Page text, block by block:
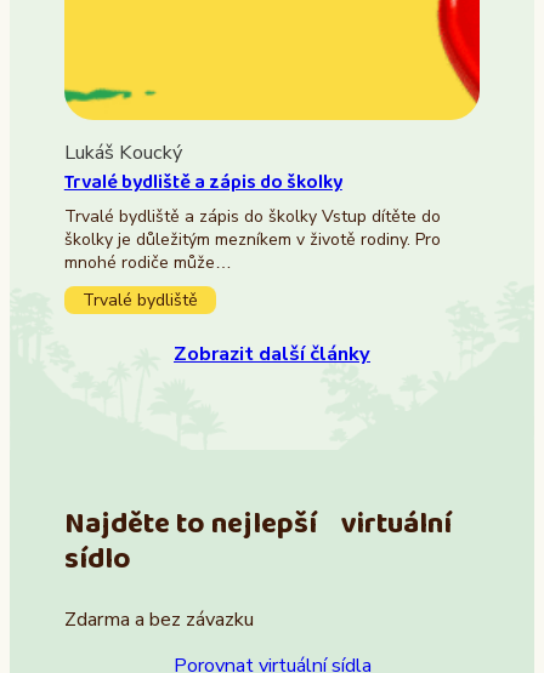
Lukáš Koucký
Trvalé bydliště a zápis do školky
Trvalé bydliště a zápis do školky Vstup dítěte do
školky je důležitým mezníkem v životě rodiny. Pro
mnohé rodiče může…
Trvalé bydliště
Zobrazit další články
Najděte to nejlepší virtuální
sídlo
Zdarma a bez závazku
Porovnat virtuální sídla